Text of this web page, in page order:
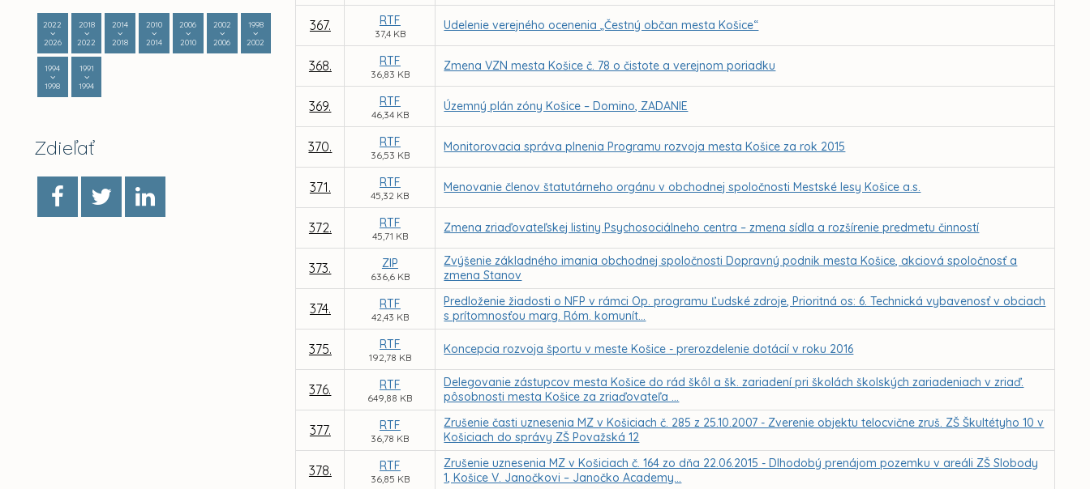
2022
2026
2018
2022
2014
2018
2010
2014
2006
2010
2002
2006
1998
2002
1994
1998
1991
1994
Zdieľať
367. RTF
37,4 KB
Udelenie verejného ocenenia „Čestný občan mesta Košice“
368. RTF
36,83 KB
Zmena VZN mesta Košice č. 78 o čistote a verejnom poriadku
369. RTF
46,34 KB
Územný plán zóny Košice – Domino, ZADANIE
370. RTF
36,53 KB
Monitorovacia správa plnenia Programu rozvoja mesta Košice za rok 2015
371. RTF
45,32 KB
Menovanie členov štatutárneho orgánu v obchodnej spoločnosti Mestské lesy Košice a.s.
372. RTF
45,71 KB
Zmena zriaďovateľskej listiny Psychosociálneho centra – zmena sídla a rozšírenie predmetu činností
373. ZIP
636,6 KB
Zvýšenie základného imania obchodnej spoločnosti Dopravný podnik mesta Košice, akciová spoločnosť a
zmena Stanov
374. RTF
42,43 KB
Predloženie žiadosti o NFP v rámci Op. programu Ľudské zdroje, Prioritná os: 6. Technická vybavenosť v obciach
s prítomnosťou marg. Róm. komunít...
375. RTF
192,78 KB
Koncepcia rozvoja športu v meste Košice - prerozdelenie dotácií v roku 2016
376. RTF
649,88 KB
Delegovanie zástupcov mesta Košice do rád škôl a šk. zariadení pri školách školských zariadeniach v zriaď.
pôsobnosti mesta Košice za zriaďovateľa ...
377. RTF
36,78 KB
Zrušenie časti uznesenia MZ v Košiciach č. 285 z 25.10.2007 - Zverenie objektu telocvične zruš. ZŠ Škultétyho 10 v
Košiciach do správy ZŠ Považská 12
378. RTF
36,85 KB
Zrušenie uznesenia MZ v Košiciach č. 164 zo dňa 22.06.2015 - Dlhodobý prenájom pozemku v areáli ZŠ Slobody
1, Košice V. Janočkovi – Janočko Academy...